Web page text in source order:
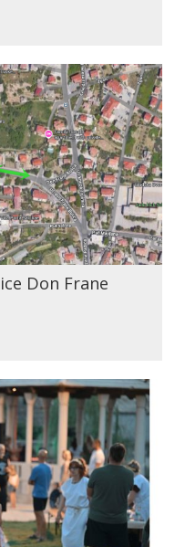
Don Frane